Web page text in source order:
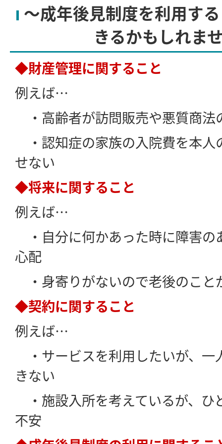
～成年後見制度を利用す
きるかもしれま
◆財産管理に関すること
例えば…
・高齢者が訪問販売や悪質商法
・認知症の家族の入院費を本人
せない
◆将来に関すること
例えば…
・自分に何かあった時に障害の
心配
・身寄りがないので老後のこと
◆契約に関すること
例えば…
・サービスを利用したいが、一
きない
・施設入所を考えているが、ひ
不安